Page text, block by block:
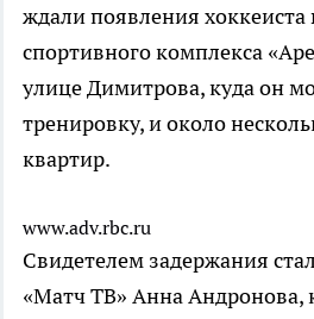
ждали появления хоккеиста
спортивного комплекса
улице Димитрова, куда он
тренировку, и около
квартир.
www.adv.rbc.ru
Свидетелем задержания
«Матч ТВ» Анна Андронова,